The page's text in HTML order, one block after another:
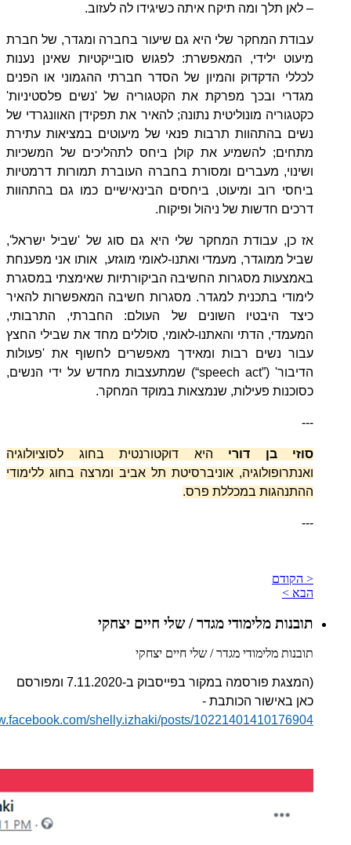
– לאן תלך ומה תיקח איתה כשיגידו לה לעזוב.
עבודת המחקר שלי היא גם שיעור בחברה ומגדר, של חברת
מיעוט ילידי, המאפשרת: לפגוש סובייקטיות שאינן נענות
לכללי הדקדוק והמיון של הסדר חברתי ההגמוני או הפנים
מגדרי ובכך מפרקת את הקטגוריה של 'נשים פלסטיניות'
כקטגוריה מונוליטית נתונה; להאיר את תפקידן האוונגרדי של
נשים בהתהוות תרבות פנאי של מיעוטים במציאות עתירת
מתחים; להשמיע את קולן ביחס לתהליכים של המשכיות
ושינוי, מעברים ומסורת בחברה העוברת תמורות דרמטיות
ביחסי רוב ומיעוט, ביחסים הבינאישיים כמו גם בהתהוות
דרכים חדשות של ניהול ופיקוח.
אז כן, עבודת המחקר שלי היא גם סוג של 'שביל ישראל',
שביל ממוגדר, מעמדי ואתנו-לאומי מוגזע, אותו אני מפענחת
באמצעות מסגרות החשיבה הביקורתיות שאימצתי במסגרת
לימודי בתכנית למגדר. מסגרות חשיבה המאפשרות להאיר
כיצד היבטיו השונים של העולם: החברתי, התרבותי,
המעמדי, הדתי והאתנו-לאומי, סוללים מחד את שבילי החצץ
עבור נשים רבות ומאידך מאפשרים לחשוף את 'פעולות
הדיבור' (
“speech act”
) שמתעצבות מחדש על ידי הנשים,
כסוכנות פעילות, שנמצאות במוקד המחקר.
---
סוזי בן דורי היא דוקטורנטית בחוג לסוציולוגיה
ואנתרופולוגיה, אוניברסיטת תל אביב ומרצה בחוג ללימודי
ההתנהגות במכללת פרס.
---
< הקודם
הבא >
תובנות מלימודי מגדר / שלי חיים יצחקי
תובנות מלימודי מגדר / שלי חיים יצחקי
(המצגת פורסמה במקור בפייסבוק ב-7.11.2020 ומפורסם
כאן באישור הכותבת -
shelly.izhaki/posts/10221401410176904